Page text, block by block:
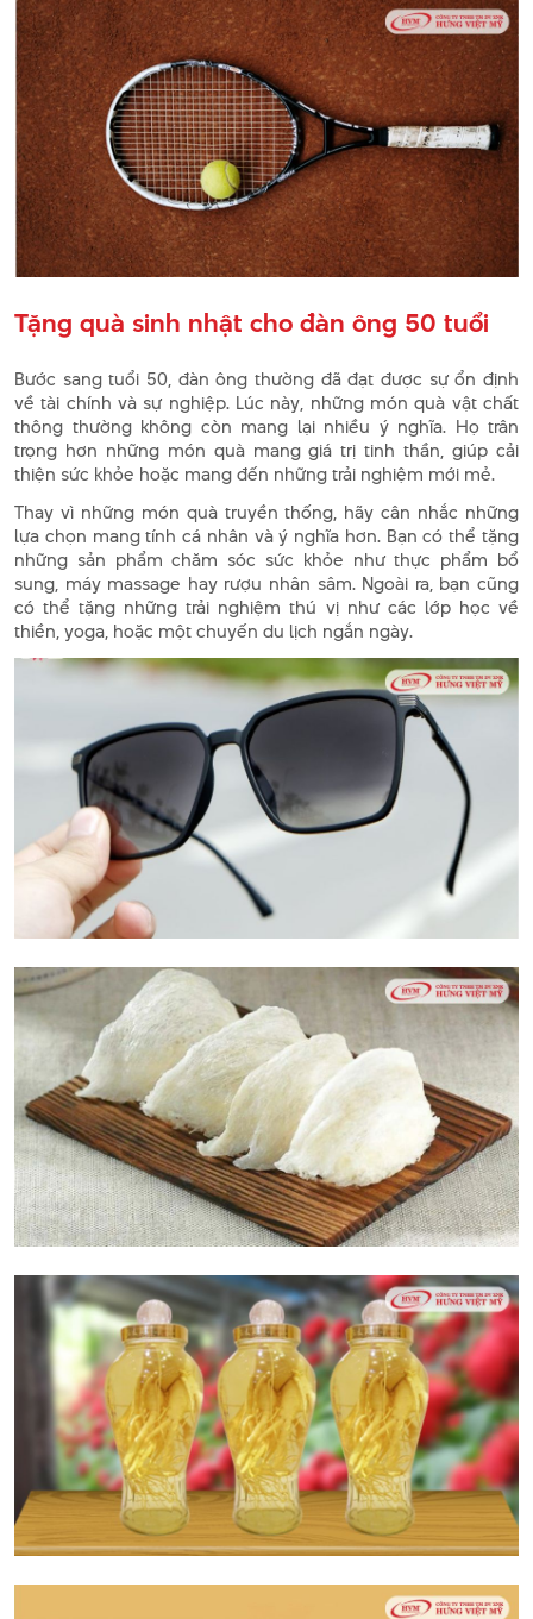
Tặng quà sinh nhật cho đàn ông 50 tuổi
Bước sang tuổi 50, đàn ông thường đã đạt được sự ổn định
về tài chính và sự nghiệp. Lúc này, những món quà vật chất
thông thường không còn mang lại nhiều ý nghĩa. Họ trân
trọng hơn những món quà mang giá trị tinh thần, giúp cải
thiện sức khỏe hoặc mang đến những trải nghiệm mới mẻ.
Thay vì những món quà truyền thống, hãy cân nhắc những
lựa chọn mang tính cá nhân và ý nghĩa hơn. Bạn có thể tặng
những sản phẩm chăm sóc sức khỏe như thực phẩm bổ
sung, máy massage hay rượu nhân sâm. Ngoài ra, bạn cũng
có thể tặng những trải nghiệm thú vị như các lớp học về
thiền, yoga, hoặc một chuyến du lịch ngắn ngày.